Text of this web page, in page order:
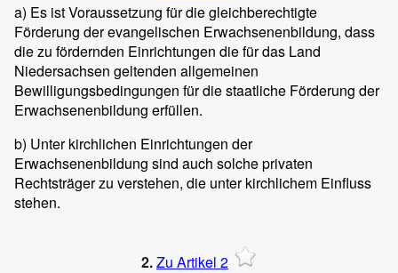
a) Es ist Voraussetzung für die gleichberechtigte
Förderung der evangelischen Erwachsenenbildung, dass
die zu fördernden Einrichtungen die für das Land
Niedersachsen geltenden allgemeinen
Bewilligungsbedingungen für die staatliche Förderung der
Erwachsenenbildung erfüllen.
b) Unter kirchlichen Einrichtungen der
Erwachsenenbildung sind auch solche privaten
Rechtsträger zu verstehen, die unter kirchlichem Einfluss
stehen.
2.Zu Artikel 2